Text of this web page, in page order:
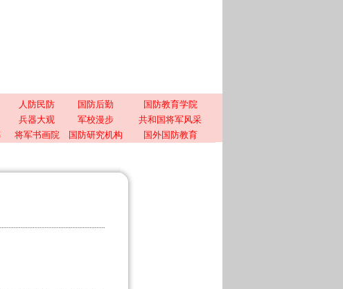
人防民防 国防后勤
国防教育学院
兵器大观 军校漫步
共和国将军风采
将军书画院 国防研究机构 国外国防教育